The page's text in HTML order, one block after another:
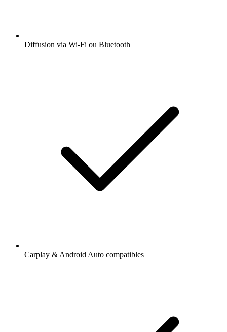
Diffusion via Wi-Fi ou Bluetooth
Carplay & Android Auto compatibles